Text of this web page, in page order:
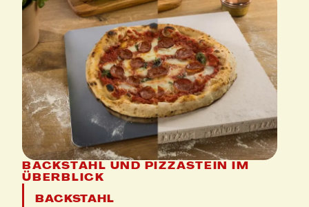
BACKSTAHL UND PIZZASTEIN IM
ÜBERBLICK
BACKSTAHL